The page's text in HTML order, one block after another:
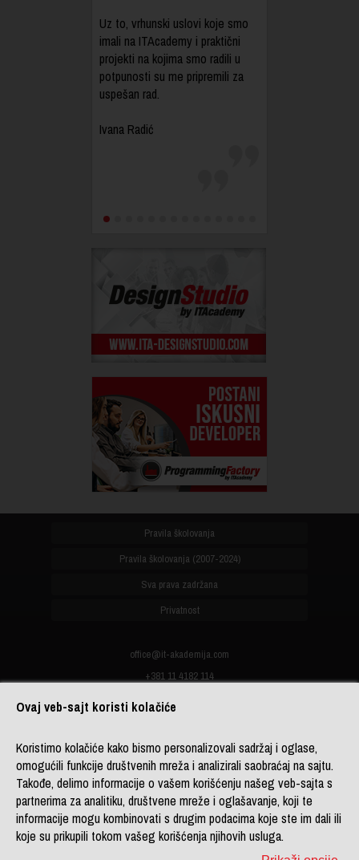
Uz to, vrhunski uslovi koje smo
imali na ITAcademy i praktični
projekti na kojima smo radili u
potpunosti su me pripremili za
uspešan rad.
Ivana Radić
Pravila školovanja
Pravila školovanja (2007-2024)
Sva prava zadržana
Privatnost
office@it-akademija.com
+381 11 4182 114
Copyright 2026 © ITAcademy,
LINK group Professional
Education. Powered byLINK
CMS
Ovaj veb-sajt koristi kolačiće
Koristimo kolačiće kako bismo personalizovali sadržaj i oglase,
omogućili funkcije društvenih mreža i analizirali saobraćaj na sajtu.
Takođe, delimo informacije o vašem korišćenju našeg veb-sajta s
partnerima za analitiku, društvene mreže i oglašavanje, koji te
informacije mogu kombinovati s drugim podacima koje ste im dali ili
koje su prikupili tokom vašeg korišćenja njihovih usluga.